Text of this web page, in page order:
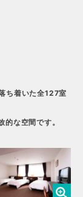
ち着いた全127室
な空間です。